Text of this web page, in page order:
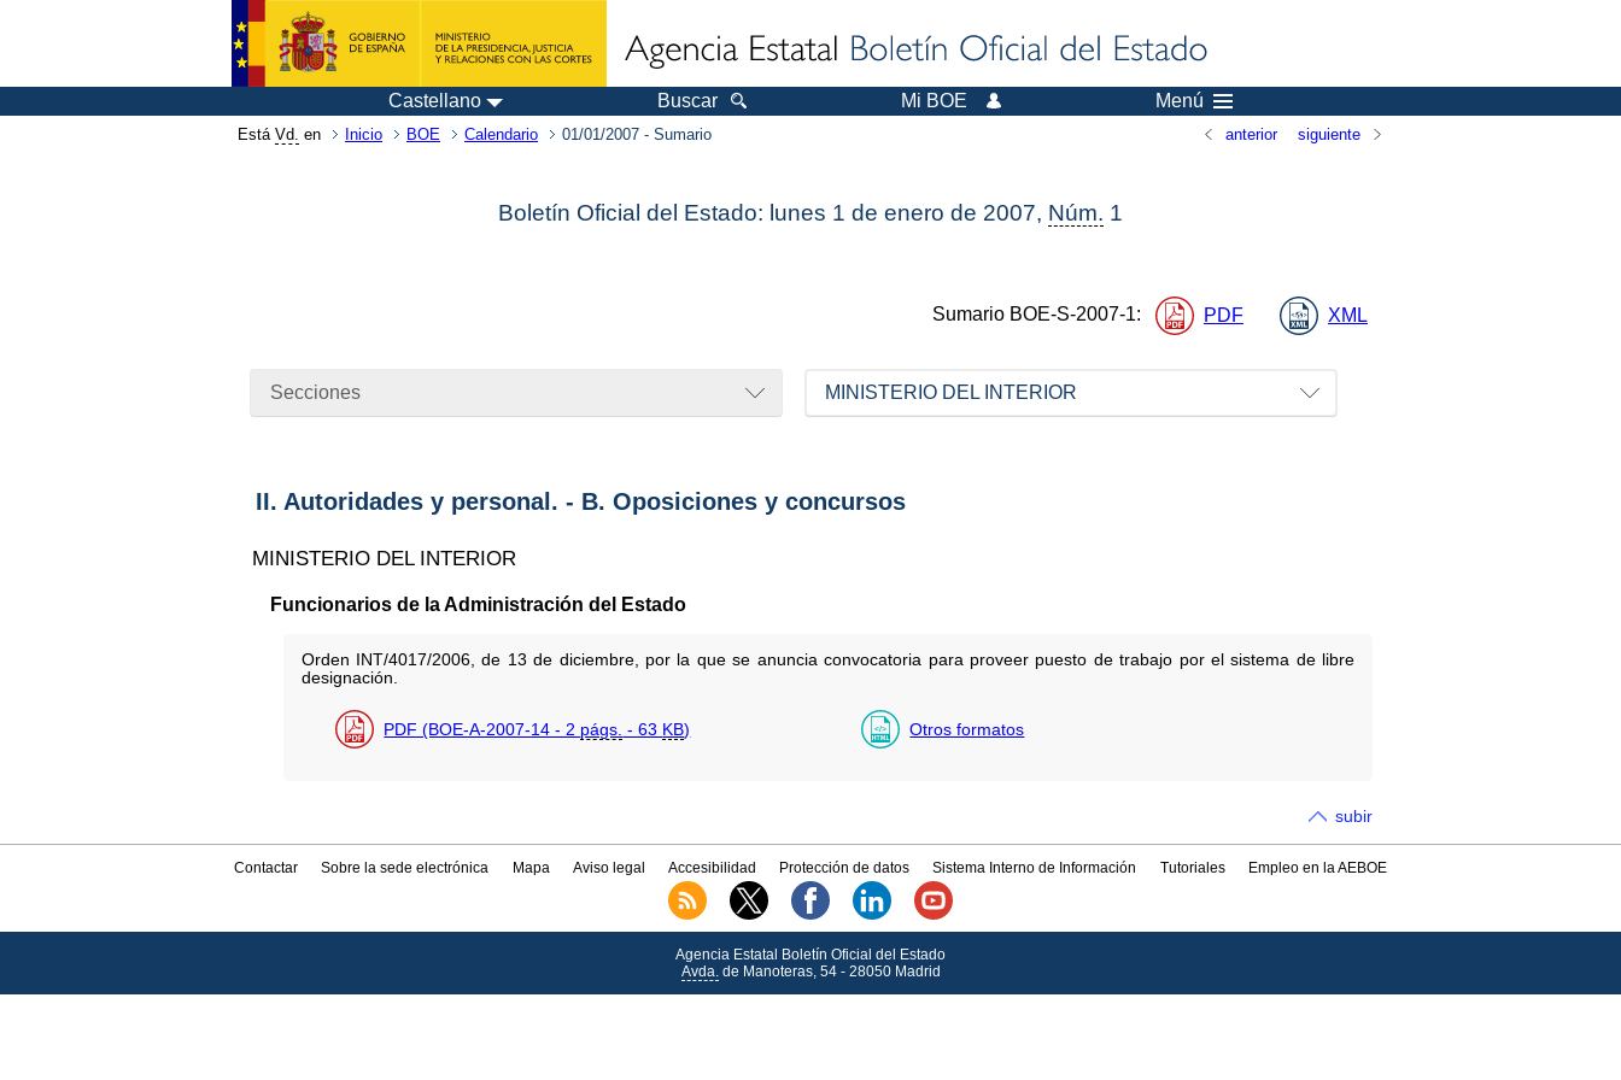
Castellano Buscar Mi BOE Menú
Está Vd. en Inicio BOE Calendario 01/01/2007 - Sumario anterior siguiente
Boletín Oficial del Estado: lunes 1 de enero de 2007, Núm. 1
Sumario BOE-S-2007-1: PDF XML
Secciones MINISTERIO DEL INTERIOR
II. Autoridades y personal. - B. Oposiciones y concursos
MINISTERIO DEL INTERIOR
Funcionarios de la Administración del Estado
Orden INT/4017/2006, de 13 de diciembre, por la que se anuncia convocatoria para proveer puesto de trabajo por el sistema de libre
designación.
PDF (BOE-A-2007-14 - 2 págs. - 63 KB) Otros formatos
subir
Contactar Sobre la sede electrónica Mapa Aviso legal Accesibilidad Protección de datos Sistema Interno de Información Tutoriales Empleo en la AEBOE
Agencia Estatal Boletín Oficial del Estado
Avda. de Manoteras, 54 - 28050 Madrid